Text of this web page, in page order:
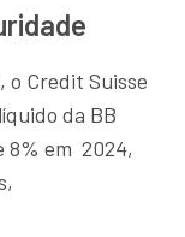
Credit Suisse
da BB
8% em 2024,